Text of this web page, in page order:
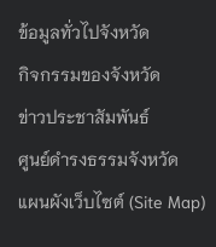
ข้อมูลทั่วไปจังหวัด
กิจกรรมของจังหวัด
ข่าวประชาสัมพันธ์
ศูนย์ดำรงธรรมจังหวัด
แผนผังเว็บไซต์ (Site Map)